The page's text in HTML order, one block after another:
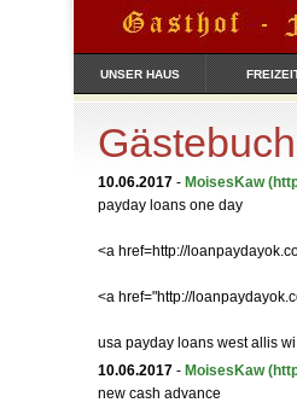
UNSER HAUS
Gästebuch
10.06.2017 - MoisesKaw
payday loans one day
<a href=http://
<a href="http://
usa payday loans west allis wi
10.06.2017 - MoisesKaw
new cash advance